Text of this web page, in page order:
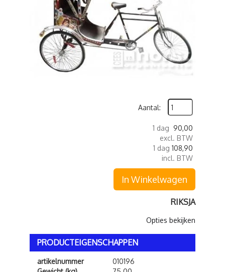
Aantal:
1 dag 90,00
excl. BTW
1 dag 108,90
incl. BTW
In Winkelwagen
RIKSJA
Opties bekijken
PRODUCTEIGENSCHAPPEN
artikelnummer
010196